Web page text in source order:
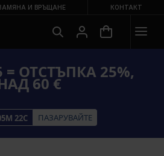
И ВРЪЩАНЕ КОНТАКТ
= ОТСТЪПКА 25%,
60 €
М 22С ПАЗАРУВАЙТЕ